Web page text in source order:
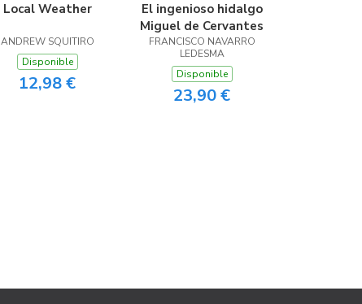
Local Weather
ANDREW SQUITIRO
Disponible
12,98 €
El ingenioso hidalgo
Miguel de Cervantes
FRANCISCO NAVARRO
LEDESMA
Disponible
23,90 €